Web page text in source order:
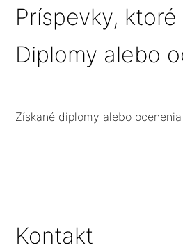
Príspevky, ktoré
Diplomy alebo
Získané diplomy alebo ocenenia
Kontakt